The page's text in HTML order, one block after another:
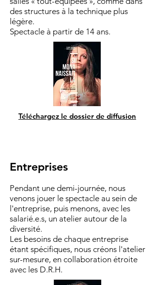
des structures à la technique plus
légère.
Spectacle à partir de 14 ans.
Téléchargez le dossier de diffusion
Entreprises
Pendant une demi-journée, nous
venons jouer le spectacle au sein de
l'entreprise, puis menons, avec les
salarié.e.s, un atelier autour de la
diversité.
Les besoins de chaque entreprise
étant spécifiques, nous créons l'atelier
sur-mesure, en collaboration étroite
avec les D.R.H.